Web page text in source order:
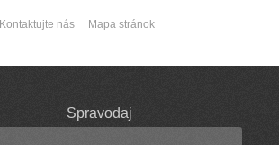
Kontaktujte nás Mapa stránok
Spravodaj